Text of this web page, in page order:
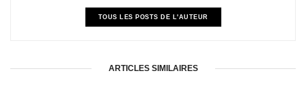
TOUS LES POSTS DE L'AUTEUR
ARTICLES SIMILAIRES